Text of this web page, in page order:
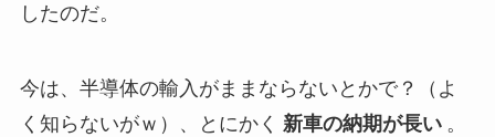
したのだ。
今は、半導体の輸入がままならないとかで？（よ
く知らないがｗ）、とにかく 新車の納期が長い 。